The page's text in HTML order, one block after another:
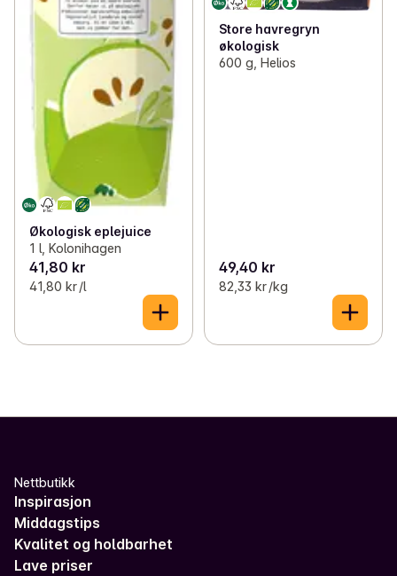
Økologisk eplejuice
1 l, Kolonihagen
41,80 kr
41,80 kr /l
Store havregryn
økologisk
600 g, Helios
49,40 kr
82,33 kr /kg
Nettbutikk
Inspirasjon
Middagstips
Kvalitet og holdbarhet
Lave priser